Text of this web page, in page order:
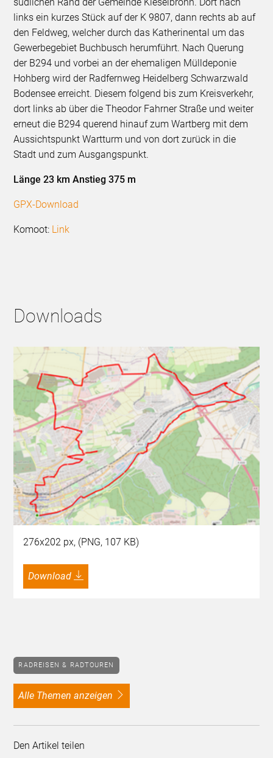
links ein kurzes Stück auf der K 9807, dann rechts ab auf
den Feldweg, welcher durch das Katherinental um das
Gewerbegebiet Buchbusch herumführt. Nach Querung
der B294 und vorbei an der ehemaligen Mülldeponie
Hohberg wird der Radfernweg Heidelberg Schwarzwald
Bodensee erreicht. Diesem folgend bis zum Kreisverkehr,
dort links ab über die Theodor Fahrner Straße und weiter
erneut die B294 querend hinauf zum Wartberg mit dem
Aussichtspunkt Wartturm und von dort zurück in die
Stadt und zum Ausgangspunkt.
Länge 23 km Anstieg 375 m
GPX-Download
Komoot: Link
Downloads
276x202 px, (PNG, 107 KB)
Download
RADREISEN & RADTOUREN
alle Themen anzeigen
Den Artikel teilen